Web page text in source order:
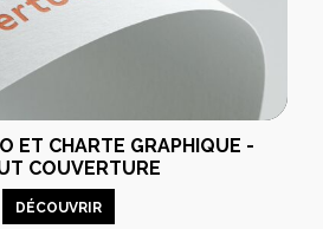
ET CHARTE GRAPHIQUE -
COUVERTURE
DÉCOUVRIR